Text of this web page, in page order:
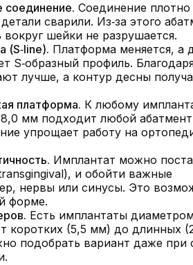
соединение. Соединение плотно
сварили. Из‑за этого
вокруг шейки не разрушается.
(S‑line). Платформа меняется, а
S‑образный профиль.
лучше, а контур десны
платформа. К любому
мм подходит любой
упрощает работу на
Имплантат можно
и обойти важные
нервы или синусы. Это
форме.
Есть имплантаты
коротких (5,5 мм) до длинных
подобрать вариант даже при